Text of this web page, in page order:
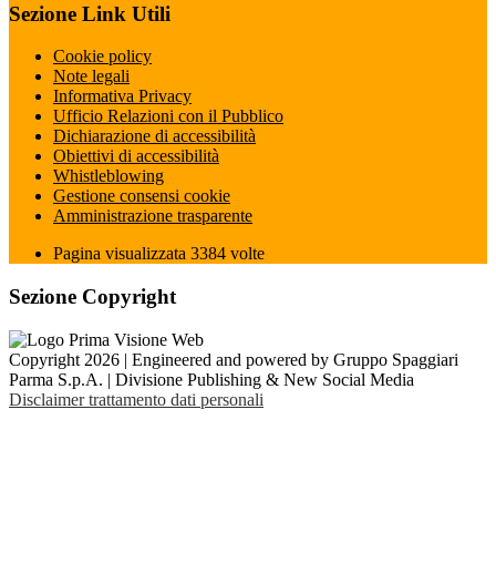
Sezione Link Utili
Cookie policy
Note legali
Informativa Privacy
Ufficio Relazioni con il Pubblico
Dichiarazione di accessibilità
Obiettivi di accessibilità
Whistleblowing
Gestione consensi cookie
Amministrazione trasparente
Pagina visualizzata 3384 volte
Sezione Copyright
Copyright 2026 | Engineered and powered by Gruppo Spaggiari
Parma S.p.A. | Divisione Publishing & New Social Media
Disclaimer trattamento dati personali